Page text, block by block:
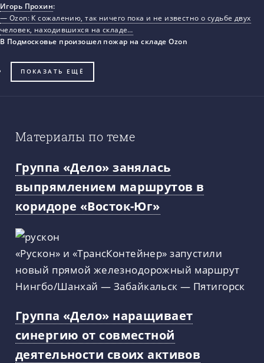
Игорь Прохин:
— Ozon: К сожалению, так ничего пока и не известно о судьбе двух
человек, находившихся на складе…
В Подмосковье произошел пожар на складе Ozon
ПОКАЗАТЬ ЕЩЁ
Материалы по теме
Группа «Дело» занялась
выпрямлением маршрутов в
коридоре «Восток-Юг»
«Рускон» и «ТрансКонтейнер» запустили
новый прямой железнодорожный маршрут
Нингбо/Шанхай — Забайкальск — Пятигорск
Группа «Дело» наращивает
синергию от совместной
деятельности своих активов